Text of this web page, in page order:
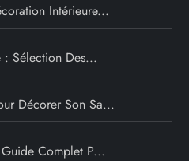
Intérieure...
: Sélection Des...
Décorer Son Sa...
Complet P...